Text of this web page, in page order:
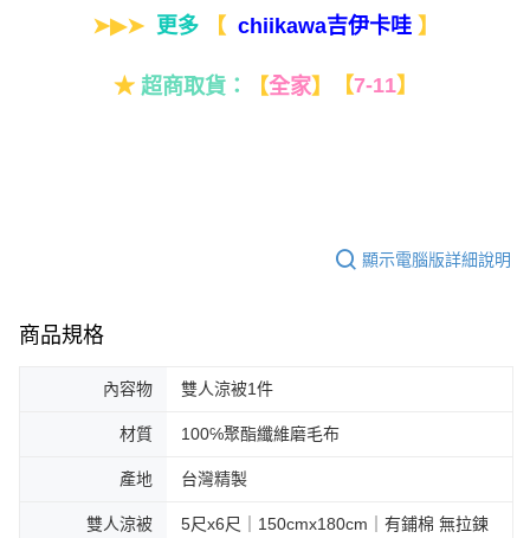
➤▶➤ 更多 【 chiikawa吉伊卡哇 】
★ 超商取貨： 【全家】 【7-11】
顯示電腦版詳細說明
商品規格
內容物 雙人涼被1件
材質 100℅聚酯纖維磨毛布
產地 台灣精製
雙人涼被
5尺x6尺｜150cmx180cm｜有鋪棉 無拉鍊